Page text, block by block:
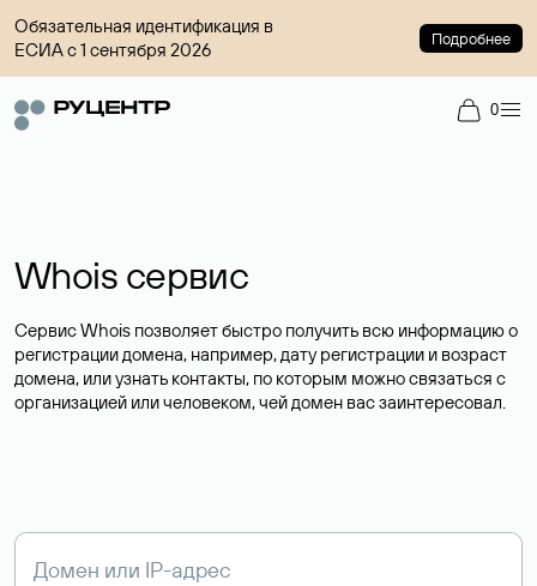
Обязательная идентификация в
ЕСИА с 1 сентября 2026
Подробнее
0
Whois сервис
Сервис Whois позволяет быстро получить всю информацию о
регистрации домена, например, дату регистрации и возраст
домена, или узнать контакты, по которым можно связаться с
организацией или человеком, чей домен вас заинтересовал.